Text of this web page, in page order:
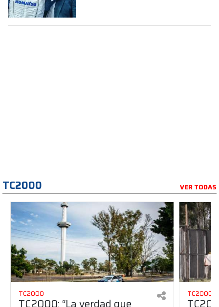
TC2000 VER TODAS
TC2000 TC2000